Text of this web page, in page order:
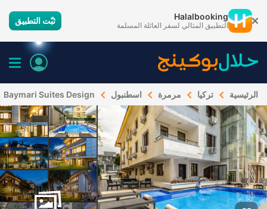
Halalbooking
التطبيق المثالي لسفر العائلة المسلمة ثبّت التطبيق
الرئيسية تركيا مرمرة اسطنبول Baymari Suites Design